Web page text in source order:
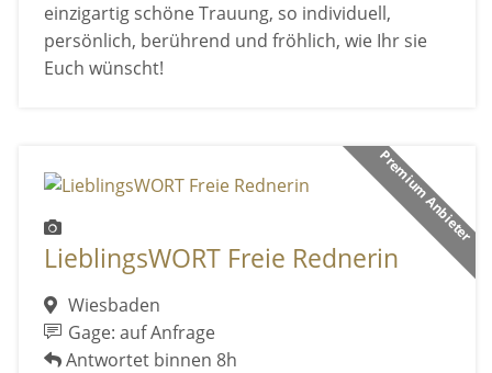
einzigartig schöne Trauung, so individuell,
persönlich, berührend und fröhlich, wie Ihr sie
Euch wünscht!
Premium Anbieter
LieblingsWORT Freie Rednerin
Wiesbaden
Gage: auf Anfrage
Antwortet binnen 8h